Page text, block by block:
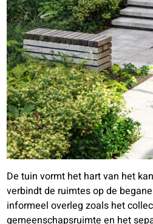
De tuin vormt het hart van het
verbindt de ruimtes op de
informeel overleg zoals het
gemeenschapsruimte en het